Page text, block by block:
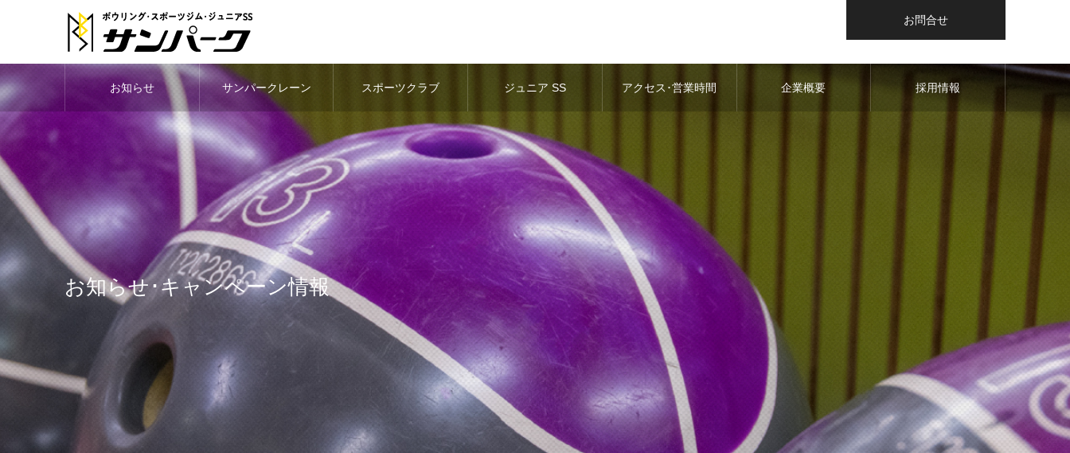
お問合せ
お知らせ サンパークレーン スポーツクラブ ジュニア SS アクセス･営業時間 企業概要 採用情報
お知らせ･キャンペーン情報